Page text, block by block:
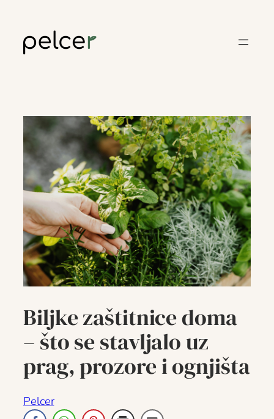
sadržaja
Biljke zaštitnice doma
– što se stavljalo uz
prag, prozore i ognjišta
Pelcer